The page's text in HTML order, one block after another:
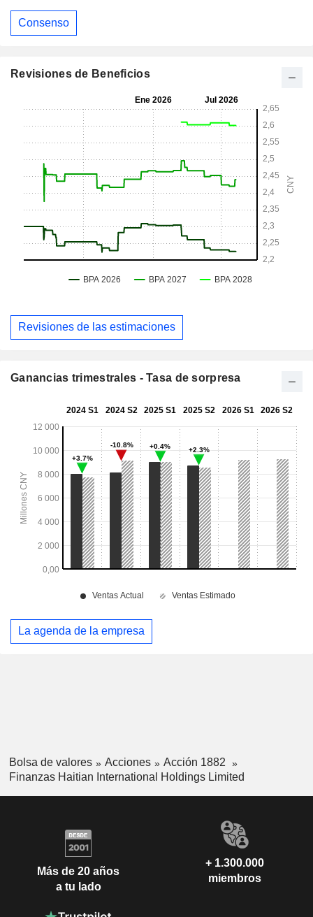
Consenso
Revisiones de Beneficios
Revisiones de las estimaciones
Ganancias trimestrales - Tasa de sorpresa
La agenda de la empresa
Bolsa de valores Acciones
Acción 1882
Finanzas Haitian International Holdings Limited
Más de 20 años
a tu lado
+ 1.300.000
miembros